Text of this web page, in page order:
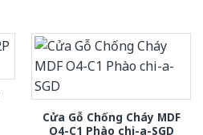
Cửa Gỗ Chống Cháy MDF
O4-C1 Phào chi-a-SGD